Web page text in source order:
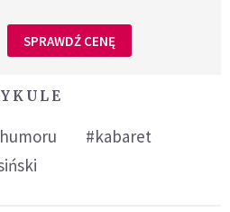
SPRAWDŹ CENĘ
#kabaret